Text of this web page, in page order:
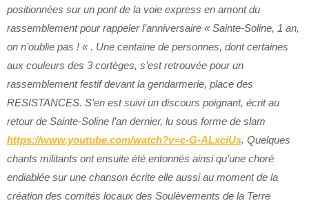
positionnées sur un pont de la voie express en amont du
rassemblement pour rappeler l’anniversaire « Sainte-Soline, 1 an,
on n’oublie pas ! « . Une centaine de personnes, dont certaines
aux couleurs des 3 cortèges, s’est retrouvée pour un
rassemblement festif devant la gendarmerie, place des
RESISTANCES. S’en est suivi un discours poignant, écrit au
retour de Sainte-Soline l’an dernier, lu sous forme de slam
https://www.youtube.com/watch?v=c-G-ALxciUs. Quelques
chants militants ont ensuite été entonnés ainsi qu’une choré
endiablée sur une chanson écrite elle aussi au moment de la
création des comités locaux des Soulèvements de la Terre